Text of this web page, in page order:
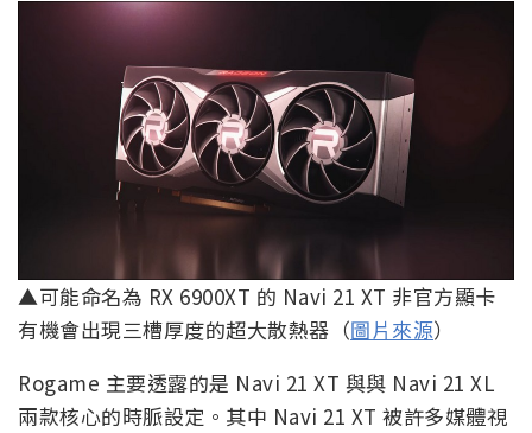
▲可能命名為 RX 6900XT 的 Navi 21 XT 非官方顯卡
有機會出現三槽厚度的超大散熱器（圖片來源）
Rogame 主要透露的是 Navi 21 XT 與與 Navi 21 XL
兩款核心的時脈設定。其中 Navi 21 XT 被許多媒體視